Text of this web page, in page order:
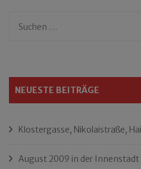
Suchen
NEUESTE BEITRÄGE
Klostergasse, Nikolaistraße,
August 2009 in der Innenstadt